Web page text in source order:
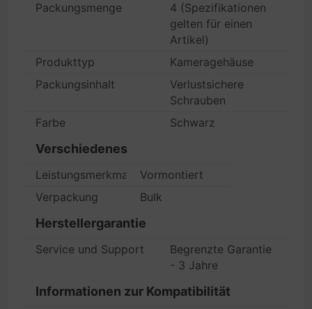
Packungsmenge
4 (Spezifikationen
gelten für einen
Artikel)
Produkttyp
Kameragehäuse
Packungsinhalt
Verlustsichere
Schrauben
Farbe
Schwarz
Verschiedenes
Leistungsmerkmale
Vormontiert
Verpackung
Bulk
Herstellergarantie
Service und Support
Begrenzte Garantie
- 3 Jahre
Informationen zur Kompatibilität